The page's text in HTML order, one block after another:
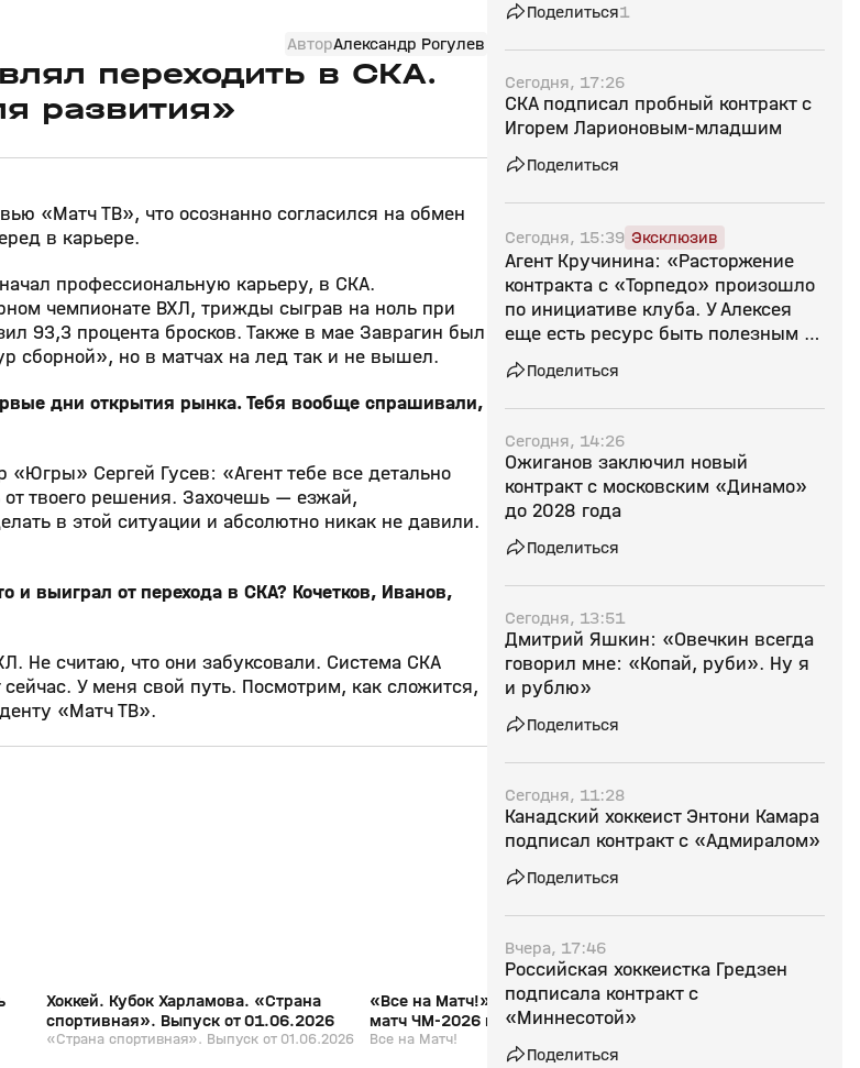
АвторАлександр Рогулев
переходить в СКА.
развития»
«Матч ТВ», что осознанно согласился на обмен
в карьере.
профессиональную карьеру, в СКА.
чемпионате ВХЛ, трижды сыграв на ноль при
93,3 процента бросков. Также в мае Заврагин был
сборной», но в матчах на лед так и не вышел.
дни открытия рынка. Тебя вообще спрашивали,
Сергей Гусев: «Агент тебе все детально
от твоего решения. Захочешь — езжай,
в этой ситуации и абсолютно никак не давили.
и выиграл от перехода в СКА? Кочетков, Иванов,
Не считаю, что они забуксовали. Система СКА
У меня свой путь. Посмотрим, как сложится,
«Матч ТВ».
Хоккей. Кубок Харламова. «Страна
спортивная». Выпуск от 01.06.2026
«Страна спортивная». Выпуск от 01.06.2026
«Все на Матч!»: обсуждаем финальный
матч ЧМ‑2026 по хоккею с Андреем
Юртаевым и Артёмом Ворониным
Все на Матч!
12+
«Дома, как в
Поделиться1
Сегодня, 17:26
СКА подписал пробный контракт с
Игорем Ларионовым‑младшим
Поделиться
Сегодня, 15:39 Эксклюзив
Агент Кручинина: «Расторжение
контракта с «Торпедо» произошло
по инициативе клуба. У Алексея
еще есть ресурс быть полезным в
КХЛ»
Поделиться
Сегодня, 14:26
Ожиганов заключил новый
контракт с московским «Динамо»
до 2028 года
Поделиться
Сегодня, 13:51
Дмитрий Яшкин: «Овечкин всегда
говорил мне: «Копай, руби». Ну я
и рублю»
Поделиться
Сегодня, 11:28
Канадский хоккеист Энтони Камара
подписал контракт с «Адмиралом»
Поделиться
Вчера, 17:46
Российская хоккеистка Гредзен
подписала контракт с
«Миннесотой»
Поделиться